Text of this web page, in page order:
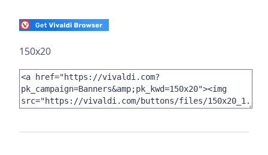
150x20